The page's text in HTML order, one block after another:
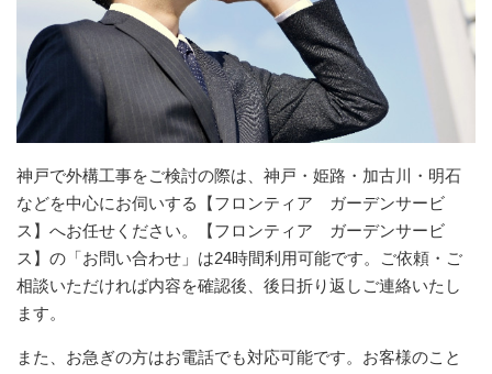
神戸で外構工事をご検討の際は、神戸・姫路・加古川・明石
などを中心にお伺いする【フロンティア ガーデンサービ
ス】へお任せください。【フロンティア ガーデンサービ
ス】の「お問い合わせ」は24時間利用可能です。ご依頼・ご
相談いただければ内容を確認後、後日折り返しご連絡いたし
ます。
また、お急ぎの方はお電話でも対応可能です。お客様のこと